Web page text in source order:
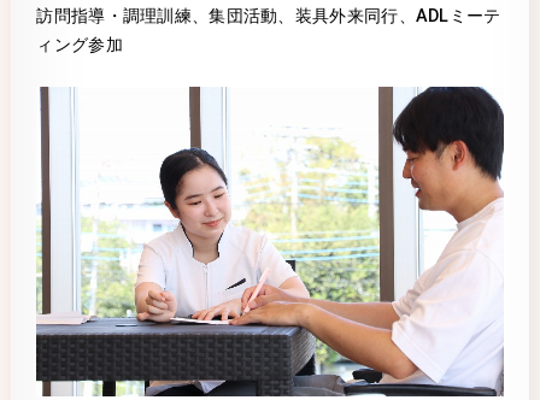
訪問指導・調理訓練、集団活動、装具外来同行、ADLミーテ
ィング参加